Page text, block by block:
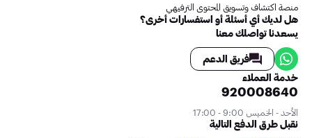
منصة اكتشاف وتسويق المحتوى الترفيهي
هل لديك أي أسئلة أو استفسارات أخرى؟
يسعدنا تواصلك معنا
فريق الدعم
خدمة العملاء
920008640
الأحد - الخميس 9:00 - 17:00
نقبل طرق الدفع التالية